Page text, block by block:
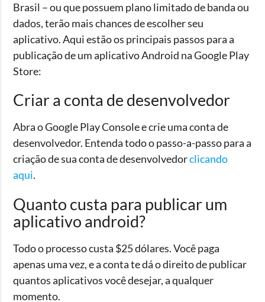
Brasil – ou que possuem plano limitado de banda ou
dados, terão mais chances de escolher seu
aplicativo. Aqui estão os principais passos para a
publicação de um aplicativo Android na Google Play
Store:
Criar a conta de desenvolvedor
Abra o Google Play Console e crie uma conta de
desenvolvedor. Entenda todo o passo-a-passo para a
criação de sua conta de desenvolvedorclicando
aqui.
Quanto custa para publicar um
aplicativo android?
Todo o processo custa $25 dólares. Você paga
apenas uma vez, e a conta te dá o direito de publicar
quantos aplicativos você desejar, a qualquer
momento.